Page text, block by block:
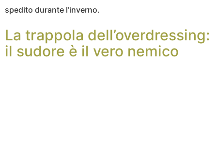
spedito durante l’inverno.
La trappola dell’overdressing:
il sudore è il vero nemico